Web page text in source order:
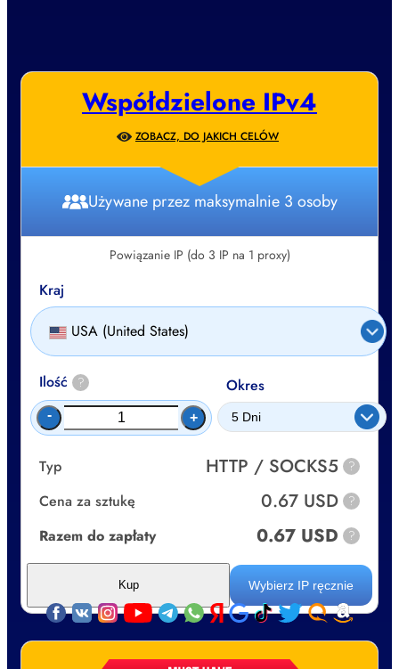
Współdzielone IPv4
ZOBACZ, DO JAKICH CELÓW
Używane przez maksymalnie 3 osoby
Powiązanie IP (do 3 IP na 1 proxy)
Kraj
USA (United States)
Ilość ?
- +
Okres
Typ HTTP / SOCKS5 ?
Cena za sztukę 0.67 USD ?
Razem do zapłaty 0.67 USD ?
Wybierz IP ręcznie
Kup